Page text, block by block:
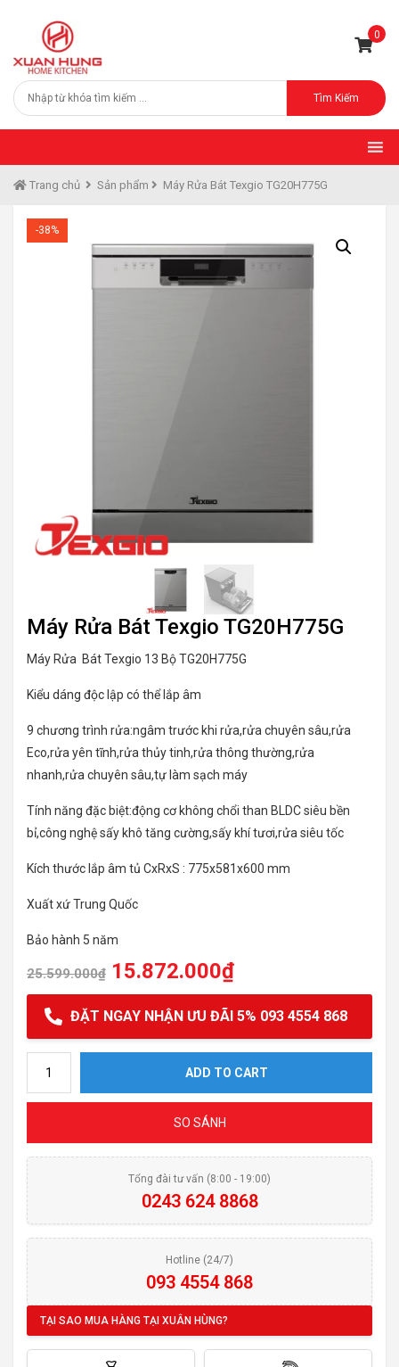
0
Tìm Kiếm
Trang chủ Sản phẩm Máy Rửa Bát Texgio TG20H775G
-38%
Máy Rửa Bát Texgio TG20H775G
Máy Rửa Bát Texgio 13 Bộ TG20H775G
Kiểu dáng độc lập có thể lắp âm
9 chương trình rửa:ngâm trước khi rửa,rửa chuyên sâu,rửa
Eco,rửa yên tĩnh,rửa thủy tinh,rửa thông thường,rửa
nhanh,rửa chuyên sâu,tự làm sạch máy
Tính năng đặc biệt:động cơ không chổi than BLDC siêu bền
bỉ,công nghệ sấy khô tăng cường,sấy khí tươi,rửa siêu tốc
Kích thước lắp âm tủ CxRxS : 775x581x600 mm
Xuất xứ Trung Quốc
Bảo hành 5 năm
25.599.000₫ 15.872.000₫
ĐẶT NGAY NHẬN ƯU ĐÃI 5% 093 4554 868
ADD TO CART
SO SÁNH
Tổng đài tư vấn (8:00 - 19:00)
0243 624 8868
Hotline (24/7)
093 4554 868
TẠI SAO MUA HÀNG TẠI XUÂN HÙNG?